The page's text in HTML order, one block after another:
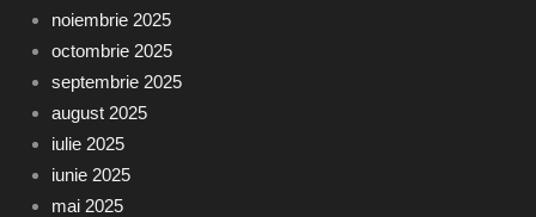
noiembrie 2025
octombrie 2025
septembrie 2025
august 2025
iulie 2025
iunie 2025
mai 2025